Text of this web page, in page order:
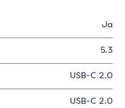
Ja
5.3
USB-C 2.0
USB-C 2.0